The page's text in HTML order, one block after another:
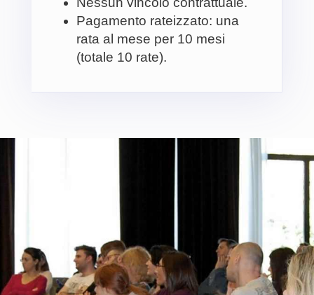
Pagamento rateizzato: una
rata al mese per 10 mesi
(totale 10 rate).